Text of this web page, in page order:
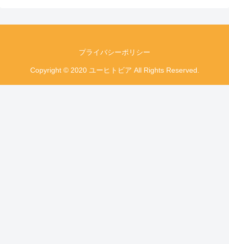
プライバシーポリシー
Copyright © 2020 ユーヒトビア All Rights Reserved.